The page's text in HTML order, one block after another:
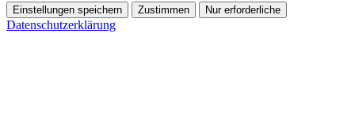
Einstellungen speichern Zustimmen Nur erforderliche
Datenschutzerklärung